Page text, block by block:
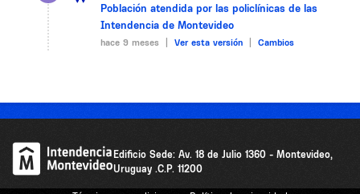
Población atendida por las policlínicas de las
Intendencia de Montevideo
hace 9 meses | Ver esta versión Cambios
Edificio Sede: Av. 18 de Julio 1360 - Montevideo,
Uruguay .C.P. 11200